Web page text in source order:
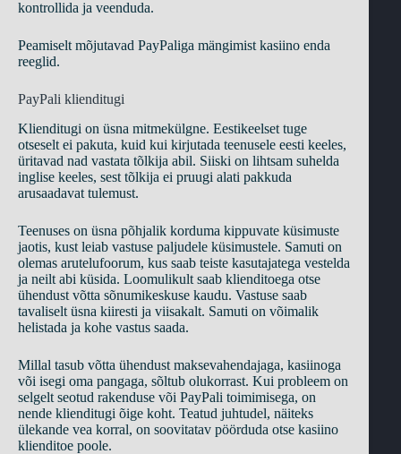
kontrollida ja veenduda.
Peamiselt mõjutavad PayPaliga mängimist kasiino enda
reeglid.
PayPali klienditugi
Klienditugi on üsna mitmekülgne. Eestikeelset tuge
otseselt ei pakuta, kuid kui kirjutada teenusele eesti keeles,
üritavad nad vastata tõlkija abil. Siiski on lihtsam suhelda
inglise keeles, sest tõlkija ei pruugi alati pakkuda
arusaadavat tulemust.
Teenuses on üsna põhjalik korduma kippuvate küsimuste
jaotis, kust leiab vastuse paljudele küsimustele. Samuti on
olemas arutelufoorum, kus saab teiste kasutajatega vestelda
ja neilt abi küsida. Loomulikult saab klienditoega otse
ühendust võtta sõnumikeskuse kaudu. Vastuse saab
tavaliselt üsna kiiresti ja viisakalt. Samuti on võimalik
helistada ja kohe vastus saada.
Millal tasub võtta ühendust maksevahendajaga, kasiinoga
või isegi oma pangaga, sõltub olukorrast. Kui probleem on
selgelt seotud rakenduse või PayPali toimimisega, on
nende klienditugi õige koht. Teatud juhtudel, näiteks
ülekande vea korral, on soovitatav pöörduda otse kasiino
klienditoe poole.